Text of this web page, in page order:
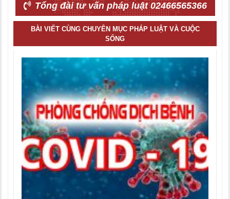
Tổng đài tư vấn pháp luật 02466565366
BÀI VIẾT CÙNG CHUYÊN MỤC PHÁP LUẬT VÀ CUỘC
SỐNG